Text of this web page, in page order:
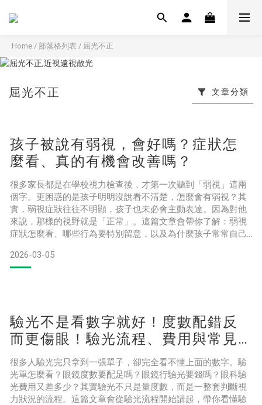
Home / 部落格列表 / 屈光不正
屈光不正 文章分類
孩子被說有弱視，會好嗎？症狀怎
麼看、真的有機會改善嗎？
很多家長都是在學校視力檢查後，才第一次聽到「弱視」這兩
個字。更困惑的是孩子明明沒說看不清楚，怎麼會有弱視？其
實，弱視症狀往往不明顯，孩子也未必會主動表達。因為對他
來說，那樣的視野就是「正常」。這篇文章會帶你了解：弱視
症狀怎麼看、哪些行為要特別留意，以及為什麼孩子常常自己
發展過程中，大腦沒有正確學會「看清楚」。如果在視覺發育
期（學齡前～國小階段）：一眼影像長期模糊雙眼度數差距太
2026-03-05
驗光不是看數字就好！度數配錯反
而更傷眼！驗光流程、費用與常見
迷思一次搞懂
很多人驗光完只拿到一張單子，卻完全看不懂上面的數字。驗
光單怎麼看？眼鏡度數要配足嗎？眼鏡行驗光要錢嗎？眼科驗
光費用又差多少？其實驗光不只是量度數，而是一整套判斷視
力狀況的流程。這篇文章會從驗光流程開始講起，帶你看懂驗